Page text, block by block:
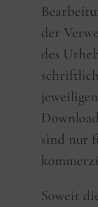
der
des
sind nur
Soweit